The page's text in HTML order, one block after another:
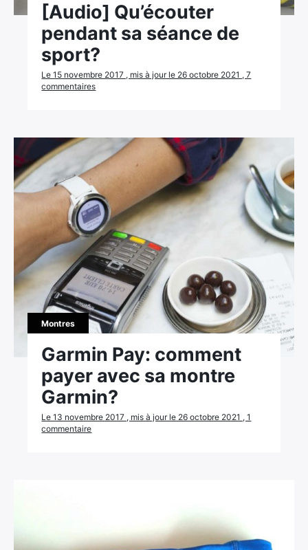
[Audio] Qu’écouter
pendant sa séance de
sport?
Le 15 novembre 2017 , mis à jour le 26 octobre 2021 , 7
commentaires
Montres
Garmin Pay: comment
payer avec sa montre
Garmin?
Le 13 novembre 2017 , mis à jour le 26 octobre 2021 , 1
commentaire